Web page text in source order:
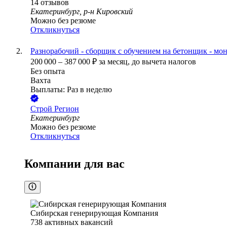
14 отзывов
Екатеринбург, р-н Кировский
Можно без резюме
Откликнуться
Разнорабочий - сборщик с обучением на бетонщик -
200 000 – 387 000 ₽ за месяц, до вычета налогов
Без опыта
Вахта
Выплаты: Раз в неделю
Строй Регион
Екатеринбург
Можно без резюме
Откликнуться
Компании для вас
Сибирская генерирующая Компания
738 активных вакансий